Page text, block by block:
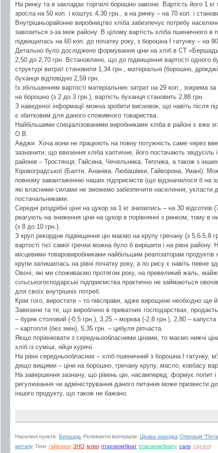
На ринку та в закладах торгівлі борошно завізне. Вартість його 1
зросла на 50 коп. і коштує 4,30 грн., а на ринку – на 70 коп. і
Внутрішньорайонне виробництво хліба забезпечує потребу
завозиться з-за меж району. В цілому вартість хліба пшеничного в
підвищилась на 60 коп. до початку року, з борошна І гатунку – на
Детально було досліджено формування ціни на хліб в СТ
2,50 до 2,70 грн. Встановлено, що до підвищення вартості одного
структурі витрат становили 1,34 грн., матеріальні (борошно,
буханця відповідно 2,59 грн.
Із збільшенням вартості матеріальних затрат на 29 коп., зокрема
на борошно (з 2 до 3 грн.), вартість буханця становить 2,88 грн.
З наведеної інформації можна зробити висновок, що навіть після
є збитковим для даного споживчого товариства.
Найбільшими спеціалізованими виробниками хліба в районі є
О.В.
Авджи. Хоча вони не працюють на повну потужність саме через
зазначити, що ввезення хліба хаотичне, його постачають звідусіль
районів – Тростянця, Гайсина, Чечельника, Теплика, а також з
Кіровоградської (Балти, Ананіва, Любашівки, Гайворона, Умані).
повному завантаженню наших підприємств (що відзначилося б на
які власними силами не зможемо забезпечити населення, укласти
постачальниками.
Середні роздрібні ціни на цукор за 1 кг знизились – на 30
реагують на зниження ціни на цукор в порівнянні з ринком, тому в
(з 8 до 10 грн.).
З круп рекордне підвищення цін маємо на крупу гречану (з 5,6-5,8
вартості тієї самої гречки можна було б вирішити і на рівні
місцевими товаровиробниками найбільшим реалізаторам продуктів
крупи залишилась на рівні початку року, а по рису є навіть певне
Овочі, які ми споживаємо протягом року, на превеликий жаль, майже
сільськогосподарські підприємства практично не займаються
для своїх внутрішніх потреб.
Крім того, виростити – то півсправи, адже вирощене необхідно ще
Завезене та те, що вироблено в приватних господарствах,
– буряк столовий (-0,5 грн.), 3,25 – морква (-2,8 грн.), 2,80 – капуста
– картопля (без змін), 5,35 грн. – цибуля ріпчаста.
Якщо порівнювати з середньообласними цінами, то маємо нижчі
хліб із суміші, яйця курячі.
На рівні середньообласних – хліб пшеничний з борошна І гатунку,
дещо вищими – ціни на борошно, гречану крупу, масло, ковбасу
На завершення зазначу, що рівень цін, насамперед, формує попит і
регулювання чи адміністрування даного питання може призвести
іншого продукту, що також не бажано.
Населені пункти: Бершадь Релевантні матеріали: Цікава знахідка Операція
металу Теги: гайворон ЗНО млин птахокомбінат птахокомбінату сало торгівлі